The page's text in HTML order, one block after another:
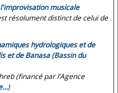
musicale
résolument distinct de celui de
hydrologiques et de
et de Banasa (Bassin du
(financé par l’Agence
)